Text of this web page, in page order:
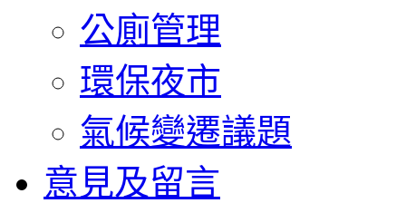
公廁管理
環保夜市
氣候變遷議題
意見及留言